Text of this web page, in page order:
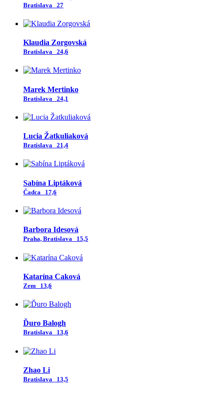
Bratislava 27
Klaudia Zorgovská
Bratislava 24,6
Marek Mertinko
Bratislava 24,1
Lucia Žatkuliaková
Bratislava 21,4
Sabína Liptáková
Čadca 17,6
Barbora Idesová
Praha, Bratislava 15,5
Katarína Caková
Zem 13,6
Ďuro Balogh
Bratislava 13,6
Zhao Li
Bratislava 13,5